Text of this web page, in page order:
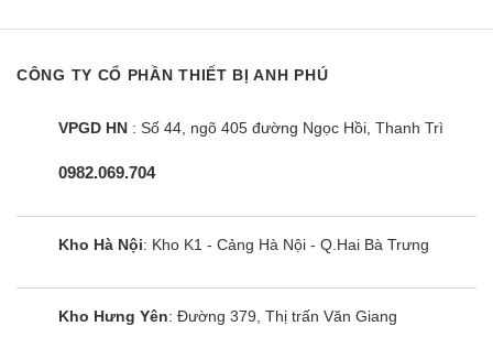
Tính năng bổ trợ tiện lợi
Điều hòa âm trần NT-C28R1U16 hoạt động bền bỉ
100% dàn đồng cánh tản nhiệt xử lý chống ăn
mòn. Giúp nâng cao hiệu suất làm lạnh, giảm thiểu
muối biển, cát…nhờ đó tăng tuổi thọ cho sản
phẩm.
CÔNG TY CỔ PHẦN THIẾT BỊ ANH PHÚ
VPGD HN : Số 44, ngõ 405 đường Ngọc Hồi, Thanh Trì
0982.069.704
Kho Hà Nội: Kho K1 - Cảng Hà Nội - Q.Hai Bà Trưng
Kho Hưng Yên: Đường 379, Thị trấn Văn Giang